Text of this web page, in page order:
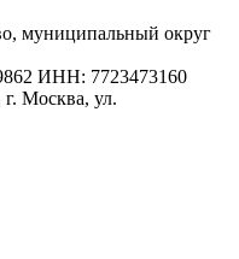
муниципальный округ
ИНН: 7723473160
Москва, ул.